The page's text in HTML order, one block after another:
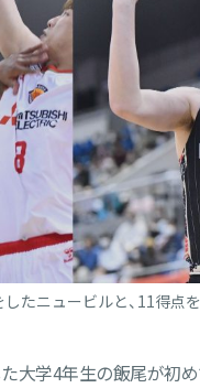
たニュービルと、11得点
大学4年生の飯尾が初